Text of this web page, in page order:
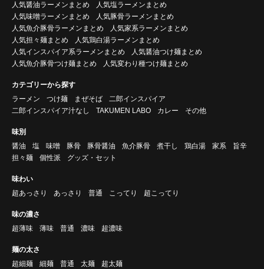
人気醤油ラーメンまとめ
人気塩ラーメンまとめ
人気味噌ラーメンまとめ
人気豚骨ラーメンまとめ
人気魚介豚骨ラーメンまとめ
人気家系ラーメンまとめ
人気担々麺まとめ
人気鶏白湯ラーメンまとめ
人気インスパイア系ラーメンまとめ
人気醤油つけ麺まとめ
人気魚介豚骨つけ麺まとめ
人気変わり種つけ麺まとめ
カテゴリーから探す
ラーメン
つけ麺 まぜそば
二郎インスパイア
二郎インスパイア汁なし
TAKUMEN LABO カレー その他
味別
醤油
塩 味噌 豚骨 豚骨醤油 魚介豚骨 煮干し 鶏白湯 家系
旨辛
担々麺
個性派 グッズ・セット
味わい
超あっさり
あっさり 普通 こってり 超こってり
味の濃さ
超薄味
薄味 普通 濃味 超濃味
麺の太さ
超細麺
細麺 普通 太麺 超太麺